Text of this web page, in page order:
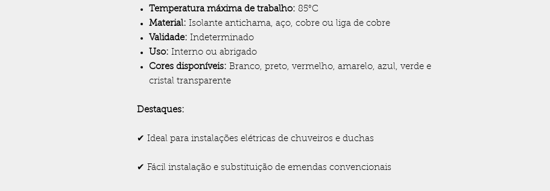
Temperatura máxima de trabalho: 85°C
Material: Isolante antichama, aço, cobre ou liga de cobre
Validade: Indeterminado
Uso: Interno ou abrigado
Cores disponíveis: Branco, preto, vermelho, amarelo, azul, verde e
cristal transparente
Destaques:
✔ Ideal para instalações elétricas de chuveiros e duchas
✔ Fácil instalação e substituição de emendas convencionais